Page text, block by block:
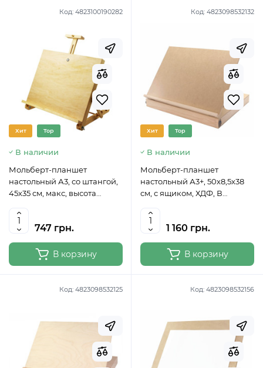
Код: 4823100190282
Хит Top
В наличии
Мольберт-планшет
настольный А3, со штангой,
45х35 см, макс, высота
747 грн.
В корзину
Код: 4823098532132
Хит Top
В наличии
Мольберт-планшет
настольный А3+, 50х8,5х38
см, с ящиком, ХДФ, В
500141309
1 160 грн.
В корзину
Код: 4823098532125 Код: 4823098532156